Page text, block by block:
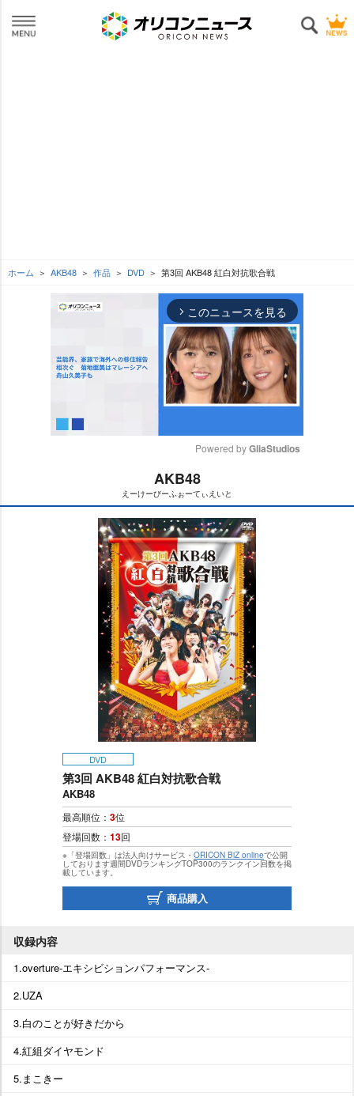
ホーム AKB48 作品 DVD 第3回 AKB48 紅白対抗歌合戦
arrow_forward_ios このニュースを見る
t
e
Powered by GliaStudios
AKB48
えーけーびーふぉーてぃえいと
DVD
第3回 AKB48 紅白対抗歌合戦
AKB48
最高順位： 3位
登場回数： 13回
※「登場回数」は法人向けサービス・ ORICON BiZ onlineで公開
しております週間DVDランキングTOP300のランクイン回数を掲
載しています。
商品購入
収録内容
1.overture-エキシビションパフォーマンス-
2.UZA
3.白のことが好きだから
4.紅組ダイヤモンド
5.まこきー